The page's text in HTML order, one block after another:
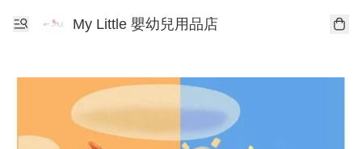
My Little 嬰幼兒用品店